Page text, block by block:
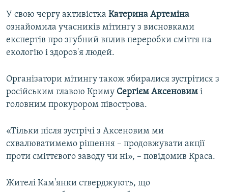
У свою чергу активістка Катерина Артеміна
ознайомила учасників мітингу з висновками
експертів про згубний вплив переробки сміття на
екологію і здоров'я людей.
Організатори мітингу також збиралися зустрітися з
російським главою Криму Сергієм Аксеновим і
головним прокурором півострова.
«Тільки після зустрічі з Аксеновим ми
схвалюватимемо рішення – продовжувати акції
проти сміттєвого заводу чи ні», – повідомив Краса.
Жителі Кам'янки стверджують, що